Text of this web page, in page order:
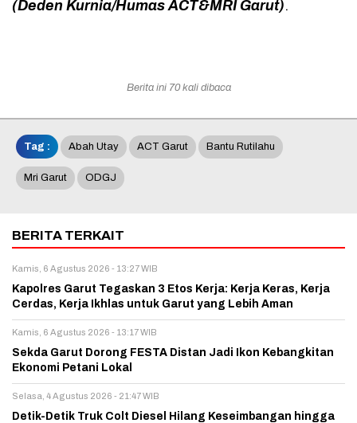
(Deden Kurnia/Humas ACT&MRI Garut).
Berita ini 70 kali dibaca
Tag : Abah Utay ACT Garut Bantu Rutilahu
Mri Garut ODGJ
BERITA TERKAIT
Kamis, 6 Agustus 2026 - 13:27 WIB
Kapolres Garut Tegaskan 3 Etos Kerja: Kerja Keras, Kerja
Cerdas, Kerja Ikhlas untuk Garut yang Lebih Aman
Kamis, 6 Agustus 2026 - 13:17 WIB
Sekda Garut Dorong FESTA Distan Jadi Ikon Kebangkitan
Ekonomi Petani Lokal
Selasa, 4 Agustus 2026 - 21:47 WIB
Detik-Detik Truk Colt Diesel Hilang Keseimbangan hingga